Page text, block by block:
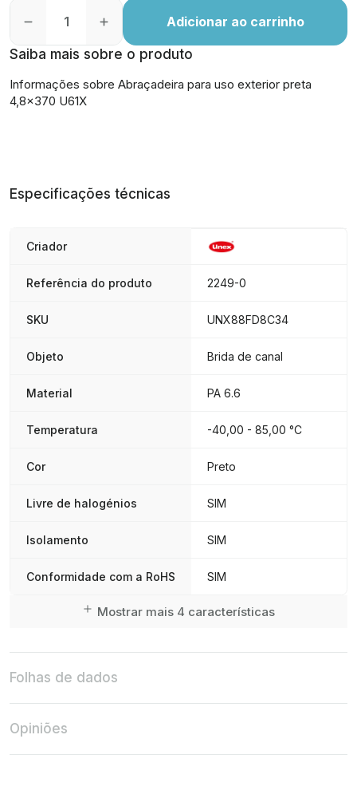
Adicionar ao carrinho
Saiba mais sobre o produto
Informações sobre Abraçadeira para uso exterior preta
4,8x370 U61X
Especificações técnicas
Criador
Referência do produto 2249-0
SKU UNX88FD8C34
Objeto Brida de canal
Material PA 6.6
Temperatura -40,00 - 85,00 °C
Cor Preto
Livre de halogénios SIM
Isolamento SIM
Conformidade com a RoHS SIM
Mostrar mais 4 características
Folhas de dados
Opiniões